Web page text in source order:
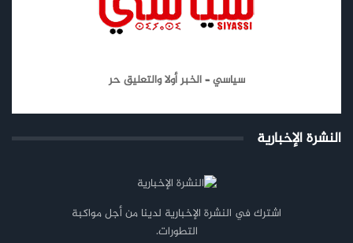
سياسي – الخبر أولا والتعليق حر
النشرة الإخبارية
اشترك في النشرة الإخبارية لدينا من أجل مواكبة
التطورات.